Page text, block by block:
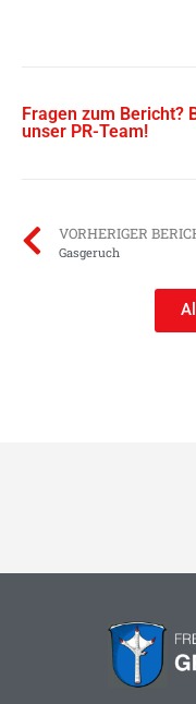
Fragen zum Bericht?
unser PR-Team!
VORHERIGER
Gasgeruch